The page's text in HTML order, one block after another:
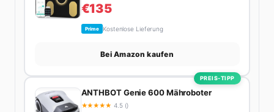
€135
Prime Kostenlose Lieferung
Bei Amazon kaufen
PREIS-TIPP
ANTHBOT Genie 600 Mähroboter
★★★★★ 4.5 ()